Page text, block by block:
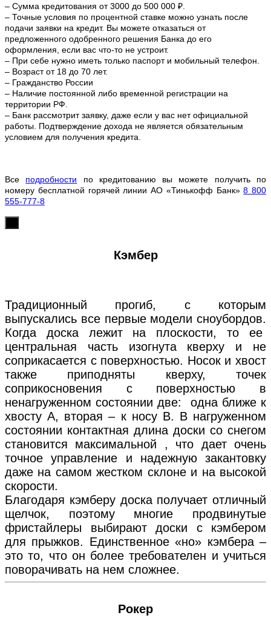
– Сумма кредитования от 3000 до 500 000 ₽.
– Точные условия по процентной ставке можно узнать после
подачи заявки на кредит. Вы можете отказаться от
предложенного одобренного решения Банка до его
оформления, если вас что-то не устроит.
– При себе нужно иметь только паспорт и мобильный телефон.
– Возраст от 18 до 70 лет.
– Гражданство России
– Наличие постоянной либо временной регистрации на
территории РФ.
– Банк рассмотрит заявку, даже если у вас нет официальной
работы. Подтверждение дохода не является обязательным
условием для получения кредита.
Все подробности по кредитованию вы можете получить по
номеру бесплатной горячей линии АО «Тинькофф Банк»8 800
555-777-8
Кэмбер
Традиционный прогиб, с которым
выпускались все первые модели сноубордов.
Когда доска лежит на плоскости, то ее
центральная часть изогнута кверху и не
соприкасается с поверхностью. Носок и хвост
также приподняты кверху, точек
соприкосновения с поверхностью в
ненагруженном состоянии две: одна ближе к
хвосту А, вторая – к носу В. В нагруженном
состоянии контактная длина доски со снегом
становится максимальной , что дает очень
точное управление и надежную закантовку
даже на самом жестком склоне и на высокой
скорости.
Благодаря кэмберу доска получает отличный
щелчок, поэтому многие продвинутые
фристайлеры выбирают доски с кэмбером
для прыжков. Единственное «но» кэмбера –
это то, что он более требователен и учиться
поворачивать на нем сложнее.
Рокер